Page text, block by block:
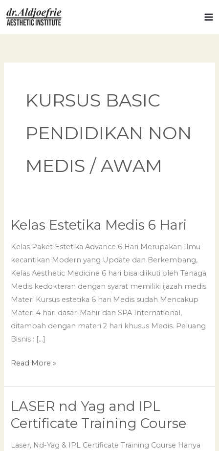
Skip
to
content
KURSUS BASIC
PENDIDIKAN NON
MEDIS / AWAM
Kelas Estetika Medis 6 Hari
Kelas Paket Estetika Advance 6 Hari Merupakan Ilmu
kecantikan Modern yang Update dan Berkembang,
Kelas Aesthetic Medicine 6 hari bisa diikuti oleh Tenaga
Medis kedokteran dengan syarat memiliki ijazah medis.
Materi Kursus estetika 6 hari Medis sudah Mencakup
Materi 4 hari dasar-Mahir dan SPA International,
ditambah dengan materi 2 hari khusus Medis. Peluang
Bisnis : […]
Kelas
Medis
6
Hari
Read More »
LASER nd Yag and IPL
Certificate Training Course
Laser, Nd-Yag & IPL Certificate Training Course Hanya
LASER
nd
Yag
and